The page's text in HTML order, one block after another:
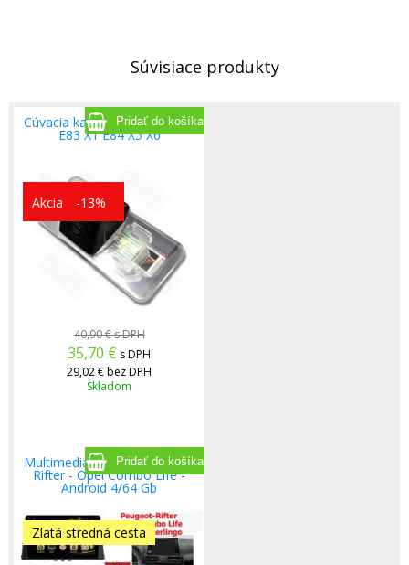
Súvisiace produkty
Cúvacia kamera pre BMW X3
E83 X1 E84 X5 X6
Akcia -13%
40,90 €s DPH
35,70 € s DPH
29,02 €bez DPH
Skladom
Multimediálne rádio Peugeot
Rifter - Opel Combo Life -
Android 4/64 Gb
Zlatá stredná cesta